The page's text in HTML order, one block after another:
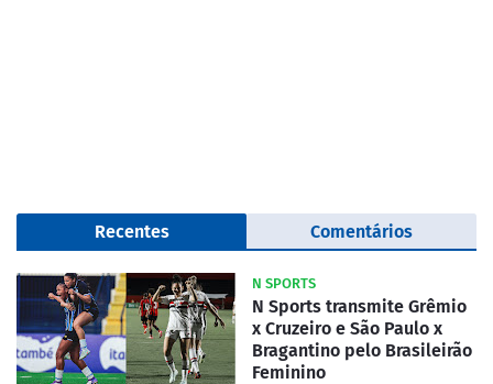
Recentes Comentários
N SPORTS
N Sports transmite Grêmio
x Cruzeiro e São Paulo x
Bragantino pelo Brasileirão
Feminino